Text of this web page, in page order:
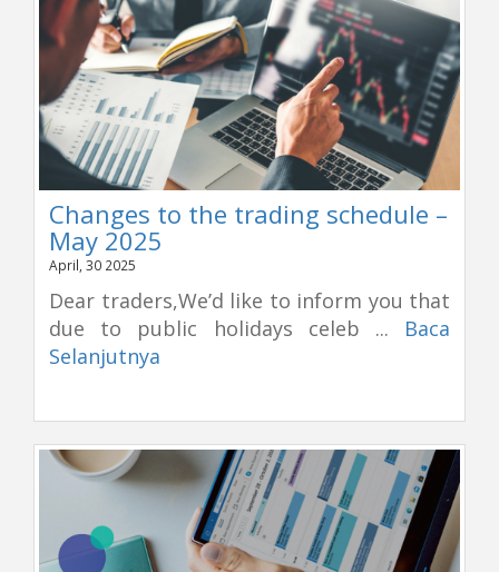
Changes to the trading schedule –
May 2025
April, 30 2025
Dear traders,We’d like to inform you that
due to public holidays celeb ... Baca
Selanjutnya